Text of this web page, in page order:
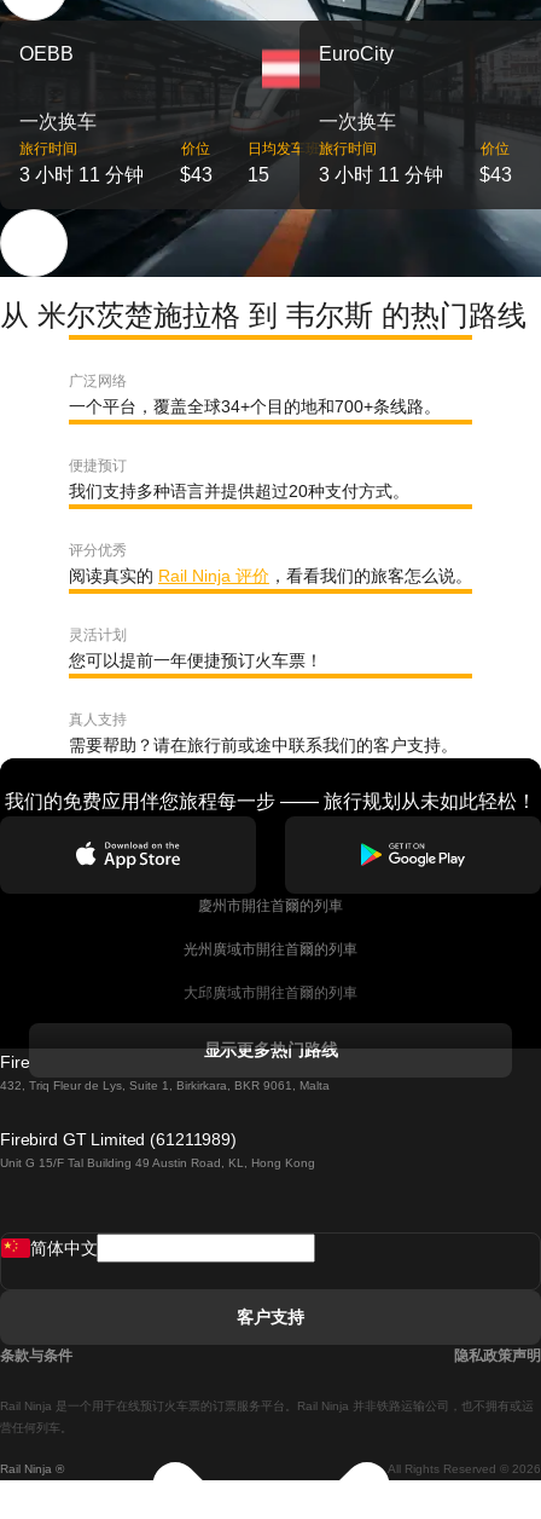
OEBB
一次换车
旅行时间
3 小时 11 分钟
价位
$43
日均发车班次
15
EuroCity
一次换车
旅行时间
3 小时 11 分钟
价位
$43
从 米尔茨楚施拉格 到 韦尔斯 的热门路线
广泛网络
一个平台，覆盖全球34+个目的地和700+条线路。
便捷预订
我们支持多种语言并提供超过20种支付方式。
评分优秀
阅读真实的 Rail Ninja 评价 ，看看我们的旅客怎么说。
灵活计划
您可以提前一年便捷预订火车票！
真人支持
需要帮助？请在旅行前或途中联系我们的客户支持。
我们的免费应用伴您旅程每一步 —— 旅行规划从未如此轻松！
慶州市開往首爾的列車
光州廣域市開往首爾的列車
大邱廣域市開往首爾的列車
都柏林開往戈尔韦的列車
羅馬開往拿坡里的列車
馬德里開往巴塞罗那的列車
显示更多热门路线
Firebird GT Limited (OC 1451)
432, Triq Fleur de Lys, Suite 1, Birkirkara, BKR 9061, Malta
Firebird GT Limited (61211989)
Unit G 15/F Tal Building 49 Austin Road, KL, Hong Kong
Rail Ninja ® All Rights Reserved © 2026
Rail Ninja 是一个用于在线预订火车票的订票服务平台。Rail Ninja 并非铁路运输公司，也不拥有或运
营任何列车。
简体中文
客户支持
条款与条件 隐私政策声明